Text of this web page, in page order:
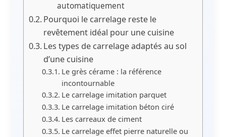
automatiquement
Pourquoi le carrelage reste le
revêtement idéal pour une cuisine
Les types de carrelage adaptés au sol
d’une cuisine
Le grès cérame : la référence
incontournable
Le carrelage imitation parquet
Le carrelage imitation béton ciré
Les carreaux de ciment
Le carrelage effet pierre naturelle ou